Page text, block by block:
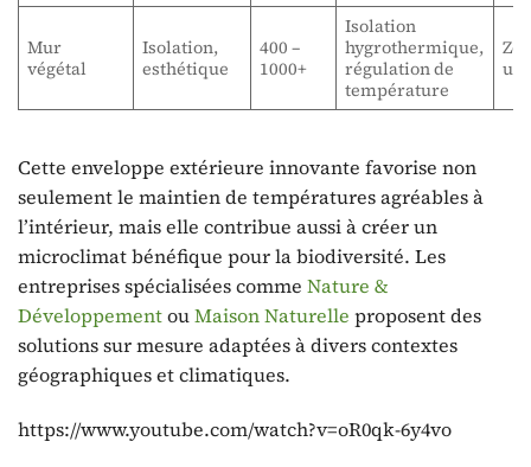
Mur
végétal
Isolation,
esthétique
400 –
1000+
Isolation
hygrothermique,
régulation de
température
Cette enveloppe extérieure innovante favorise non
seulement le maintien de températures agréables à
l’intérieur, mais elle contribue aussi à créer un
microclimat bénéfique pour la biodiversité. Les
entreprises spécialisées comme Nature &
DéveloppementouMaison Naturelle proposent des
solutions sur mesure adaptées à divers contextes
géographiques et climatiques.
https://www.youtube.com/watch?v=oR0qk-6y4vo